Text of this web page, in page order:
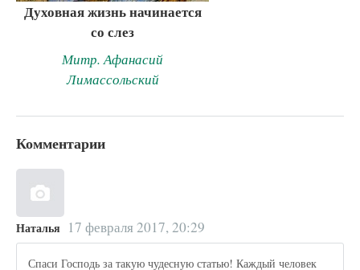
Духовная жизнь начинается
со слез
Митр. Афанасий
Лимассольский
Комментарии
Наталья 17 февраля 2017, 20:29
Спаси Господь за такую чудесную статью! Каждый человек